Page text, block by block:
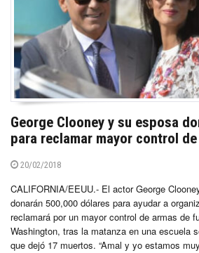
George Clooney y su esposa
para reclamar mayor control
20/02/2018
CALIFORNIA/EEUU.- El actor George
donarán 500,000 dólares para ayudar a
reclamará por un mayor control de armas de
Washington, tras la matanza en una escuela
que dejó 17 muertos. “Amal y yo estamos